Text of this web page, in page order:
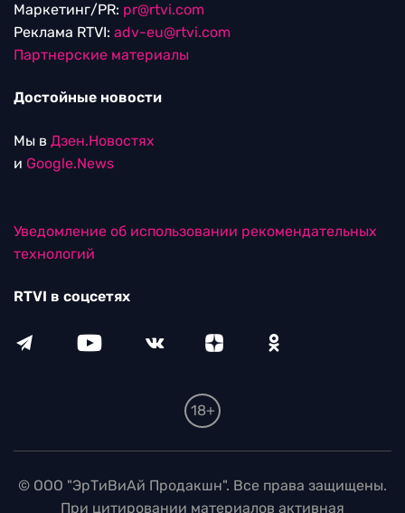
Маркетинг/PR: pr@rtvi.com
Реклама RTVI: adv-eu@rtvi.com
Партнерские материалы
Достойные новости
Мы в Дзен.Новостях
и Google.News
Уведомление об использовании рекомендательных
технологий
RTVI в соцсетях
18+
© ООО "ЭрТиВиАй Продакшн". Все права защищены.
При цитировании материалов активная